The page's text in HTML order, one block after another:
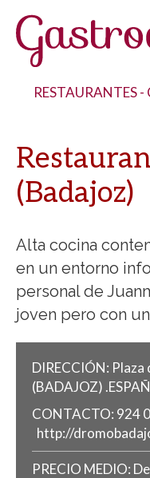
RESTAURANTES-
(Badajoz)
Alta cocina
en un entorno
personal de
joven pero con
DIRECCIÓN: Plaza
(BADAJOZ) .
CONTACTO: 924
http://
PRECIO MEDIO: De